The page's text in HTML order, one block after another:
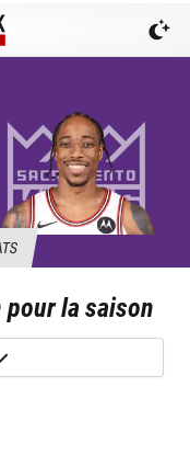
pour la saison